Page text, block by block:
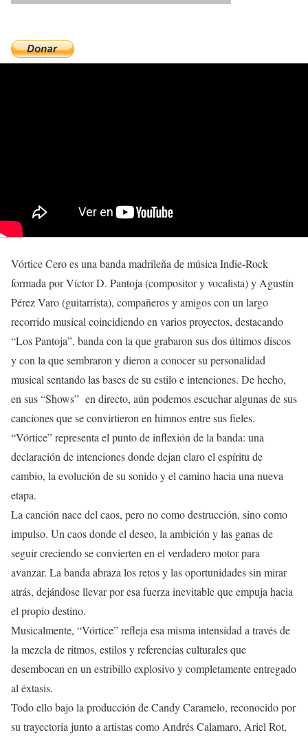
Vórtice Cero es una banda madrileña de música Indie-Rock
formada por Víctor D. Pantoja (compositor y vocalista) y Agustín
Pérez Varo (guitarrista), compañeros y amigos con un largo
recorrido musical coincidiendo en varios proyectos, destacando
“Los Pantoja”, banda con la que grabaron sus dos últimos discos
y con la que sembraron y dieron a conocer su personalidad
musical sentando las bases de su estilo e intenciones. De hecho,
en sus “Shows” en directo, aún podemos escuchar algunas de sus
canciones que se convirtieron en himnos entre sus fieles.
“Vórtice” representa el punto de inflexión de la banda: una
declaración de intenciones donde dejan claro el espíritu de
cambio, la evolución de su sonido y el camino hacia una nueva
etapa.
La canción nace del caos, pero no como destrucción, sino como
impulso. Un caos donde el deseo, la ambición y las ganas de
seguir creciendo se convierten en el verdadero motor para
avanzar. La banda abraza los retos y las oportunidades sin mirar
atrás, dejándose llevar por esa fuerza inevitable que empuja hacia
el propio destino.
Musicalmente, “Vórtice” refleja esa misma intensidad a través de
la mezcla de ritmos, estilos y referencias culturales que
desembocan en un estribillo explosivo y completamente entregado
al éxtasis.
Todo ello bajo la producción de Candy Caramelo, reconocido por
su trayectoria junto a artistas como Andrés Calamaro, Ariel Rot,